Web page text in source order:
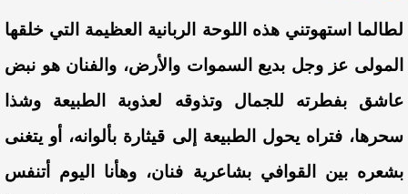
لطالما استهوتني هذه اللوحة الربانية العظيمة التي خلقها
المولى عز وجل بديع السموات والأرض، والفنان هو نبض
عاشق بفطرته للجمال وتذوقه لعذوبة الطبيعة وشذا
سحرها، فتراه يحول الطبيعة إلى قيثارة بألوانه، أو يتغنى
بشعره بين القوافي بشاعرية فنان، وهأنا اليوم أتنفس